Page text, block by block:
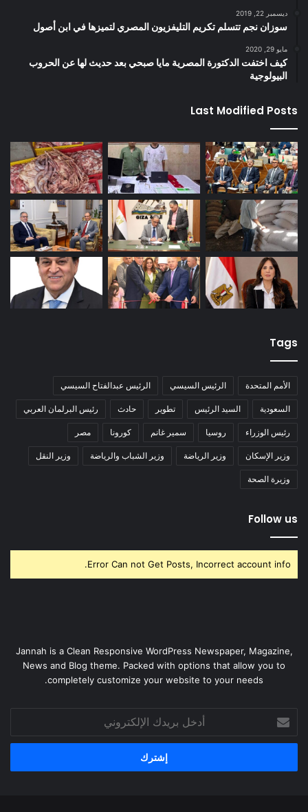
ديسمبر 22, 2019
سوزان نجم تتسلم تكريم التليفزيون المصري لتميزها في ابن أصول
مايو 29, 2020
كيف اختفت الدكتورة المصرية مايا صبحي بعد حديث لها عن الحروب
البيولوجية
Last Modified Posts
Tags
الأمم المتحدة الرئيس السيسي الرئيس عبدالفتاح السيسي
السعودية السيد الرئيس تطوير حادث رئيس البرلمان العربي
رئيس الوزراء روسيا سمير غانم كورونا مصر
وزير الإسكان وزير الرياضة وزير الشباب والرياضة وزير النقل
وزيرة الصحة
Follow us
Error Can not Get Posts, Incorrect account info.
Jannah is a Clean Responsive WordPress Newspaper, Magazine,
News and Blog theme. Packed with options that allow you to
completely customize your website to your needs.
بريدك
الإلكتروني